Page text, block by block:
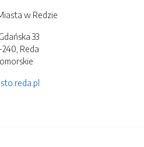
w Redzie
33
Reda